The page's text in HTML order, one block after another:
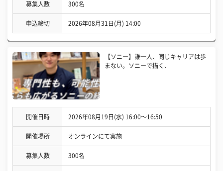
募集人数 300名
申込締切 2026年08月31日(月) 14:00
【ソニー】誰一人、同じキャリアは歩
まない。ソニーで描く、
開催日時 2026年08月19日(水) 16:00〜16:50
開催場所 オンラインにて実施
募集人数 300名